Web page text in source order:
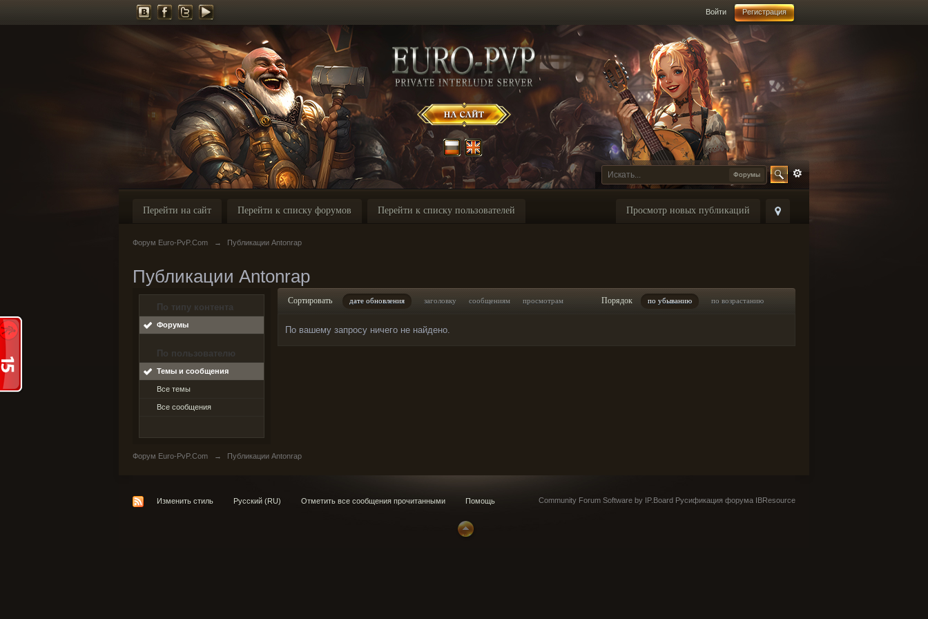
Войти Регистрация
Форумы
Просмотр новых публикаций
Перейти на сайт Перейти к списку форумов Перейти к списку пользователей
Форум Euro-PvP.Com → Публикации Antonrap
Публикации Antonrap
По типу контента
Форумы
По пользователю
Темы и сообщения
Все темы
Все сообщения
Сортировать дате обновления заголовку сообщениям просмотрам Порядок по убыванию по возрастанию
По вашему запросу ничего не найдено.
Форум Euro-PvP.Com → Публикации Antonrap
Изменить стиль Русский (RU) Отметить все сообщения прочитанными Помощь Community Forum Software by IP.Board Русификация форума IBResource